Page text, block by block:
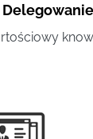
Delegowanie